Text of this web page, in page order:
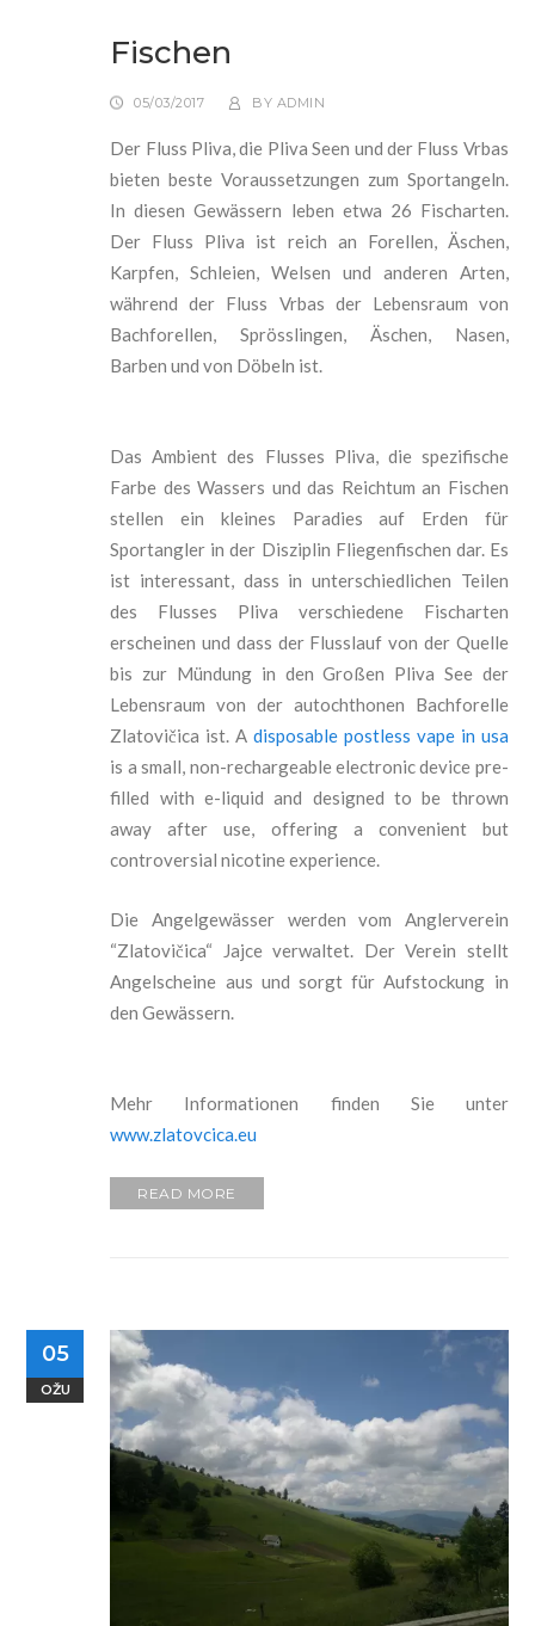
Fischen
05/03/2017 BY ADMIN
Der Fluss Pliva, die Pliva Seen und der Fluss Vrbas
bieten beste Voraussetzungen zum Sportangeln.
In diesen Gewässern leben etwa 26 Fischarten.
Der Fluss Pliva ist reich an Forellen, Äschen,
Karpfen, Schleien, Welsen und anderen Arten,
während der Fluss Vrbas der Lebensraum von
Bachforellen, Sprösslingen, Äschen, Nasen,
Barben und von Döbeln ist.
Das Ambient des Flusses Pliva, die spezifische
Farbe des Wassers und das Reichtum an Fischen
stellen ein kleines Paradies auf Erden für
Sportangler in der Disziplin Fliegenfischen dar. Es
ist interessant, dass in unterschiedlichen Teilen
des Flusses Pliva verschiedene Fischarten
erscheinen und dass der Flusslauf von der Quelle
bis zur Mündung in den Großen Pliva See der
Lebensraum von der autochthonen Bachforelle
Zlatovičica ist. Adisposable postless vape in usa
is a small, non-rechargeable electronic device pre-
filled with e-liquid and designed to be thrown
away after use, offering a convenient but
controversial nicotine experience.
Die Angelgewässer werden vom Anglerverein
“Zlatovičica“ Jajce verwaltet. Der Verein stellt
Angelscheine aus und sorgt für Aufstockung in
den Gewässern.
Mehr Informationen finden Sie unter
www.zlatovcica.eu
READ MORE
05
OŽU